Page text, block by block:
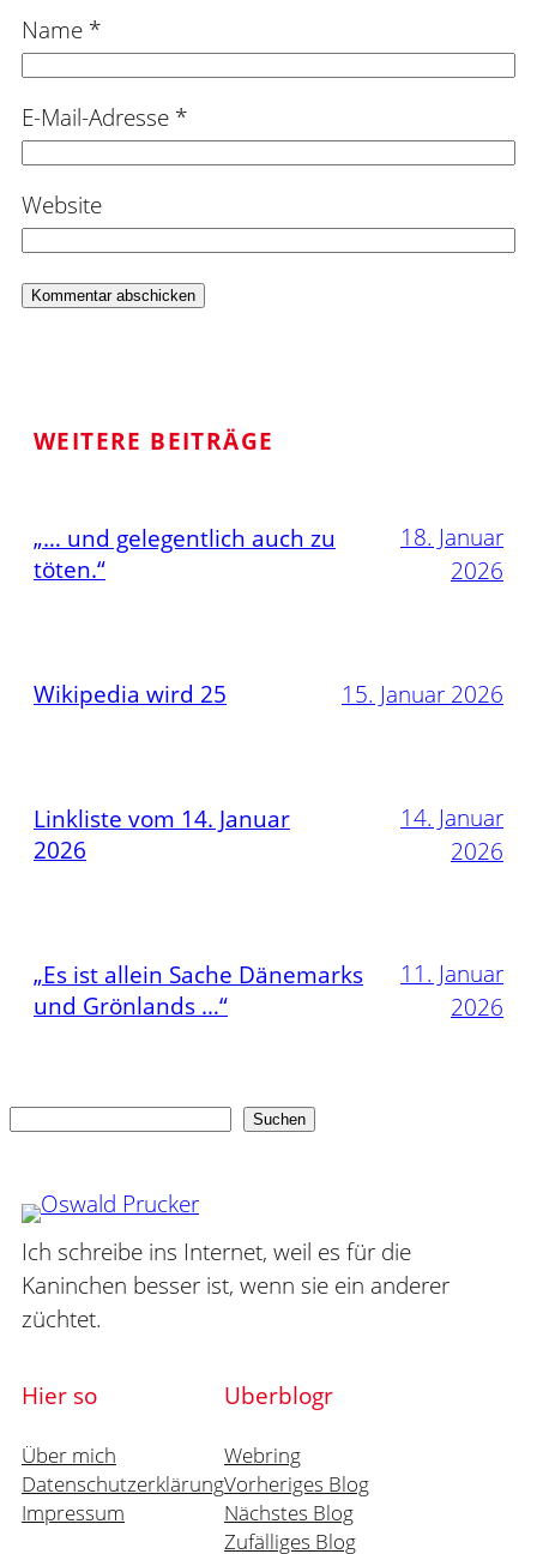
Name *
E-Mail-Adresse *
Website
WEITERE BEITRÄGE
„… und gelegentlich auch zu
töten.“
18. Januar
2026
Wikipedia wird 25 15. Januar 2026
Linkliste vom 14. Januar
2026
14. Januar
2026
„Es ist allein Sache Dänemarks
und Grönlands …“
11. Januar
2026
Suchen
Ich schreibe ins Internet, weil es für die
Kaninchen besser ist, wenn sie ein anderer
züchtet.
Hier so
Über mich
Datenschutzerklärung
Impressum
Uberblogr
Webring
Vorheriges Blog
Nächstes Blog
Zufälliges Blog